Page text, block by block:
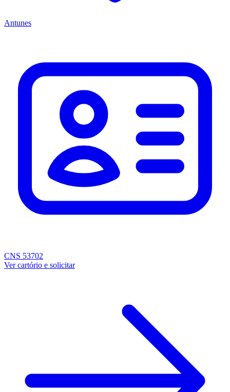
Antunes
CNS 53702
Ver cartório e solicitar